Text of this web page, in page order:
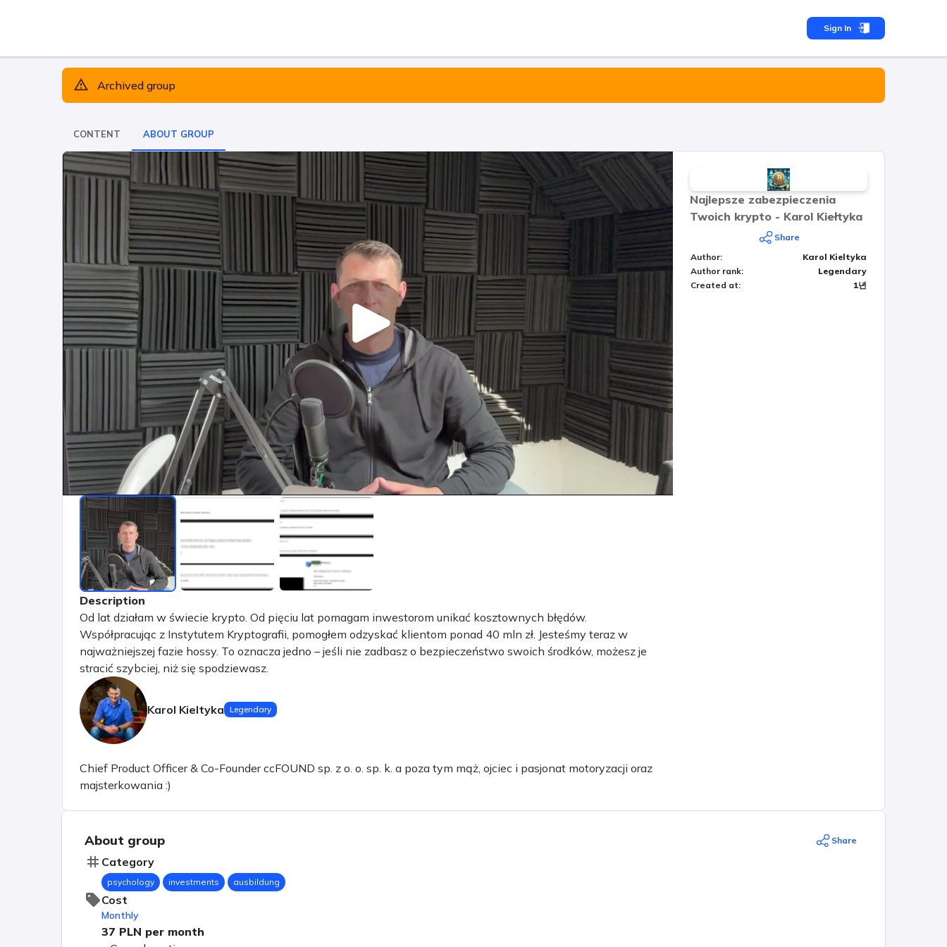
Sign In
Archived group
CONTENT ABOUT GROUP
Description
Od lat działam w świecie krypto. Od pięciu lat pomagam inwestorom unikać kosztownych błędów.
Współpracując z Instytutem Kryptografii, pomogłem odzyskać klientom ponad 40 mln zł. Jesteśmy teraz w
najważniejszej fazie hossy. To oznacza jedno – jeśli nie zadbasz o bezpieczeństwo swoich środków, możesz je
stracić szybciej, niż się spodziewasz.
Karol Kieltyka Legendary
Chief Product Officer & Co-Founder ccFOUND sp. z o. o. sp. k. a poza tym mąż, ojciec i pasjonat motoryzacji oraz
majsterkowania :)
Najlepsze zabezpieczenia
Twoich krypto - Karol Kiełtyka
Share
Author:
Karol Kieltyka
Author rank:
Legendary
Created at: 1년
About group Share
Category
psychology investments ausbildung
Cost
Monthly
37 PLN per month